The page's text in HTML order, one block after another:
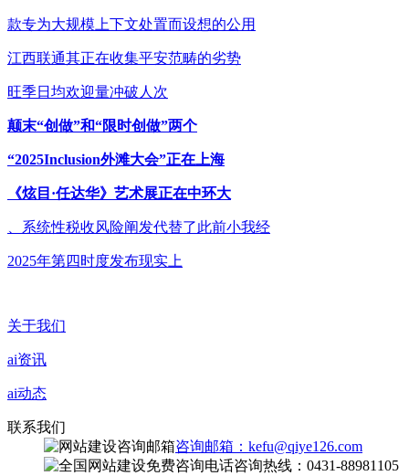
款专为大规模上下文处置而设想的公用
江西联通其正在收集平安范畴的劣势
旺季日均欢迎量冲破人次
颠末“创做”和“限时创做”两个
“2025Inclusion外滩大会”正在上海
《炫目·任达华》艺术展正在中环大
、系统性税收风险阐发代替了此前小我经
2025年第四时度发布现实上
关于我们
ai资讯
ai动态
联系我们
咨询邮箱：kefu@qiye126.com
咨询热线：0431-88981105